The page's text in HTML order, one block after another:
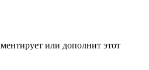
или дополнит этот